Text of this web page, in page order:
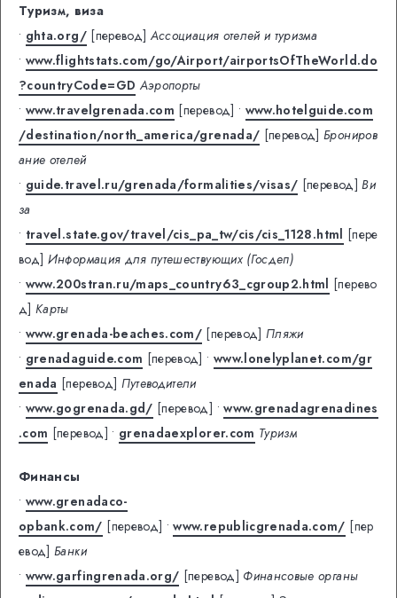
Туризм, виза
• ghta.org/ [перевод] Ассоциация отелей и туризма
• www.flightstats.com/go/Airport/airportsOfTheWorld.do
?countryCode=GD Аэропорты
• www.travelgrenada.com [перевод] • www.hotelguide.com
/destination/north_america/grenada/ [перевод] Брониров
ание отелей
• guide.travel.ru/grenada/formalities/visas/ [перевод] Ви
за
• travel.state.gov/travel/cis_pa_tw/cis/cis_1128.html [пере
вод] Информация для путешествующих (Госдеп)
• www.200stran.ru/maps_country63_cgroup2.html [перево
д] Карты
• www.grenada-beaches.com/ [перевод] Пляжи
• grenadaguide.com [перевод] • www.lonelyplanet.com/gr
enada [перевод] Путеводители
• www.gogrenada.gd/ [перевод] •www.grenadagrenadines
.com [перевод] • grenadaexplorer.com Туризм
Финансы
• www.grenadaco-
opbank.com/ [перевод] •www.republicgrenada.com/ [пер
евод] Банки
• www.garfingrenada.org/ [перевод] Финансовые органы